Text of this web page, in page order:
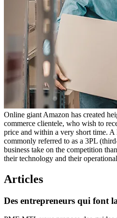
Online giant Amazon has created
commerce clientele, who wish to
price and within a very short time. A
commonly referred to as a 3PL
business take on the competition
their technology and their
Articles
Des entrepreneurs qui font